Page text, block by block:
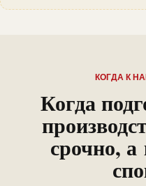
КОГДА К
Когда
срочно,